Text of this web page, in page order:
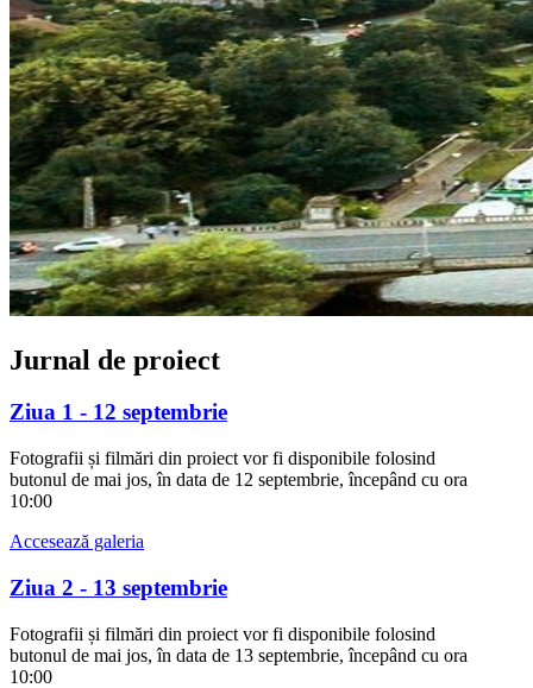
Jurnal de proiect
Ziua 1 - 12 septembrie
Fotografii și filmări din proiect vor fi disponibile folosind
butonul de mai jos, în data de 12 septembrie, începând cu ora
10:00
Accesează galeria
Ziua 2 - 13 septembrie
Fotografii și filmări din proiect vor fi disponibile folosind
butonul de mai jos, în data de 13 septembrie, începând cu ora
10:00